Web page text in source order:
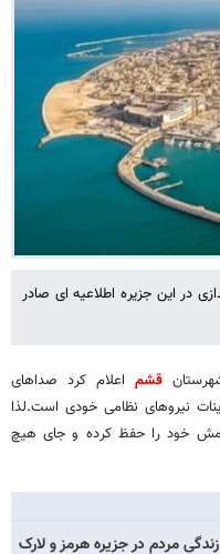
در این جزیره اطلاعیه ای صادر
شهرستانقشم اعلام کرد صداهای
نیروهای نظامی خودی است.️لذا
خود را حفظ کرده و جای هیچ
مردم در جزیره هرمز و لارک